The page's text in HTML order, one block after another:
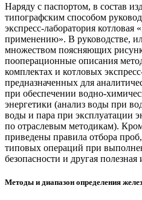
Наряду с паспортом, в состав
типографским способом
экспресс-лаборатория
применению». В руководстве,
множеством поясняющих
пооперационные описания
комплектах и котловых
предназначенных для
при обеспечении водно-
энергетики (анализ воды при
воды и пара при эксплуатации
по отраслевым методикам).
приведены правила отбора
типовых операций при
безопасности и другая
Методы и диапазон определения